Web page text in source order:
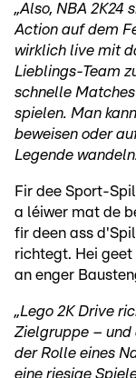
„Also, NBA 2K24
Action auf dem
wirklich live mit
Lieblings-Team
schnelle
spielen. Man
beweisen oder
Legende
Fir dee Sport-
a léiwer mat de
fir deen ass
richtegt. Hei
an enger
„Lego 2K Drive
Zielgruppe – und
der Rolle eines
eine riesige